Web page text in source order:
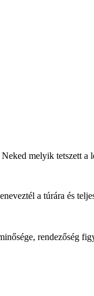
melyik tetszett a
a túrára és
rendezőség